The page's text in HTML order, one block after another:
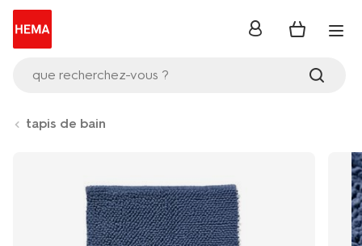
que recherchez-vous ?
se
tapis de bain